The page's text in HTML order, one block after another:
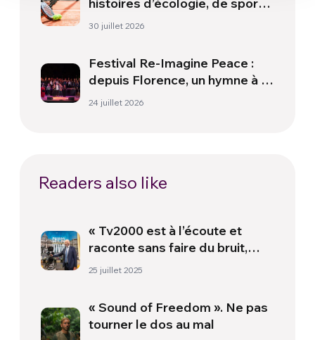
et de santé
30 juillet 2026
Festival Re-Imagine Peace :
depuis Florence, un hymne à la
paix
24 juillet 2026
Readers also like
« Tv2000 est à l’écoute et
raconte sans faire du bruit,
cherchant à faire la lumière » –
25 juillet 2025
« Sound of Freedom ». Ne pas
tourner le dos au mal